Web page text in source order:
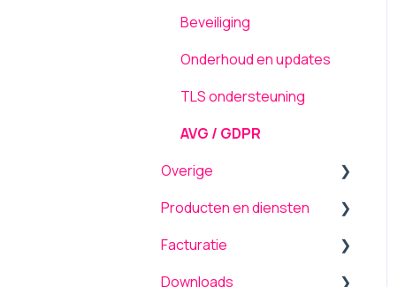
Menu
Theme settings
Plugins
Formulieren
Pagina's
Media
Inloggen
Gebruikers
Beveiliging
Onderhoud en updates
TLS ondersteuning
AVG / GDPR
Overige
Back-up terugplaatsen /
Producten en diensten
Service Level (SLA)
Cookiebot
Facturatie
Algemeen
Downloads